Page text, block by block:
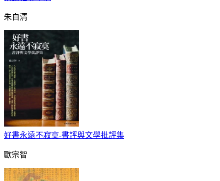
朱自清
好書永遠不寂寞-書評與文學批評集
歐宗智